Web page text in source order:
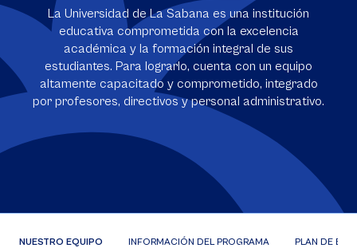
La Universidad de La Sabana es una institución
educativa comprometida con la excelencia
académica y la formación integral de sus
estudiantes. Para lograrlo, cuenta con un equipo
altamente capacitado y comprometido, integrado
por profesores, directivos y personal administrativo.
NUESTRO EQUIPO INFORMACIÓN DEL PROGRAMA PLAN DE